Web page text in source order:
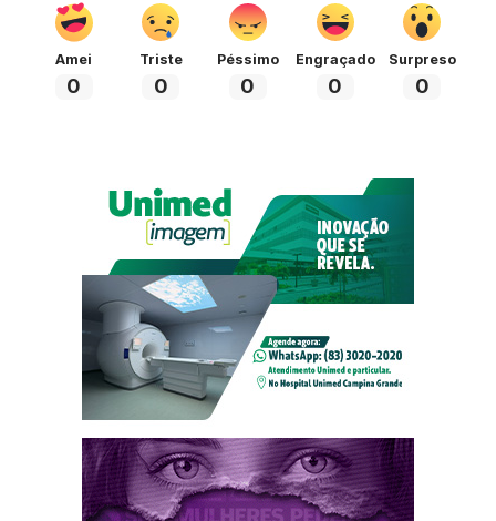
Amei
0
Triste
0
Péssimo
0
Engraçado
0
Surpreso
0